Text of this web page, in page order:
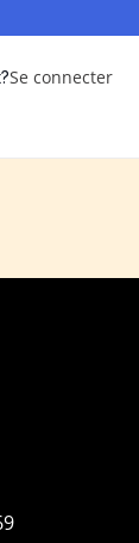
Se connecter